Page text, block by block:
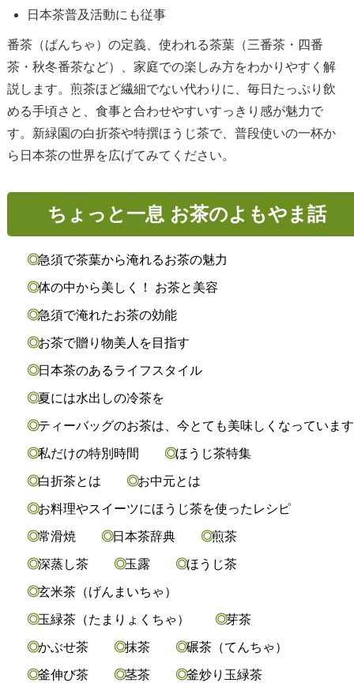
日本茶普及活動にも従事
番茶（ばんちゃ）の定義、使われる茶葉（三番茶・四番
茶・秋冬番茶など）、家庭での楽しみ方をわかりやすく解
説します。煎茶ほど繊細でない代わりに、毎日たっぷり飲
める手頃さと、食事と合わせやすいすっきり感が魅力で
す。新緑園の白折茶や特撰ほうじ茶で、普段使いの一杯か
ら日本茶の世界を広げてみてください。
ちょっと一息 お茶のよもやま話
急須で茶葉から淹れるお茶の魅力
体の中から美しく！ お茶と美容
急須で淹れたお茶の効能
お茶で贈り物美人を目指す
日本茶のあるライフスタイル
夏には水出しの冷茶を
ティーバッグのお茶は、今とても美味しくなっています
私だけの特別時間 ほうじ茶特集
白折茶とは お中元とは
お料理やスイーツにほうじ茶を使ったレシピ
常滑焼 日本茶辞典 煎茶
深蒸し茶 玉露 ほうじ茶
玄米茶（げんまいちゃ）
玉緑茶（たまりょくちゃ） 芽茶
かぶせ茶 抹茶 碾茶（てんちゃ）
釜伸び茶 茎茶 釜炒り玉緑茶